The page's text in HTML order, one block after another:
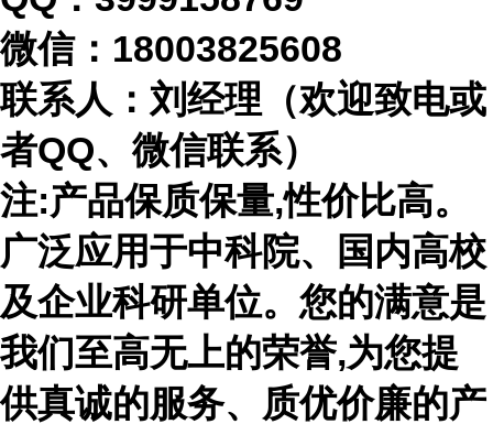
微信： 18003825608
联系人：刘经理（欢迎致电或
者QQ、微信联系）
注:产品保质保量,性价比高。
广泛应用于中科院、国内高校
及企业科研单位。您的满意是
我们至高无上的荣誉,为您提
供真诚的服务、质优价廉的产